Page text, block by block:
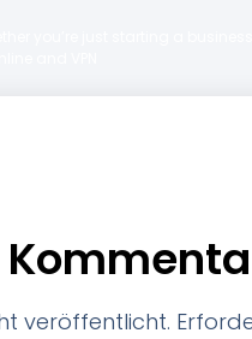
veröffentlicht.